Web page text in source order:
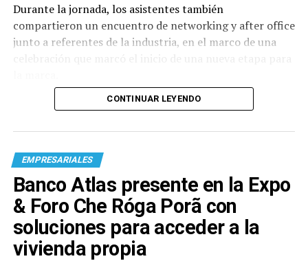
Durante la jornada, los asistentes también
compartieron un encuentro de networking y after office
junto a referentes de la industria, en el marco de una
CONTINUAR LEYENDO
EMPRESARIALES
Banco Atlas presente en la Expo
& Foro Che Róga Porã con
soluciones para acceder a la
vivienda propia